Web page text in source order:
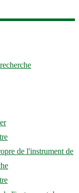
de l'instrument de